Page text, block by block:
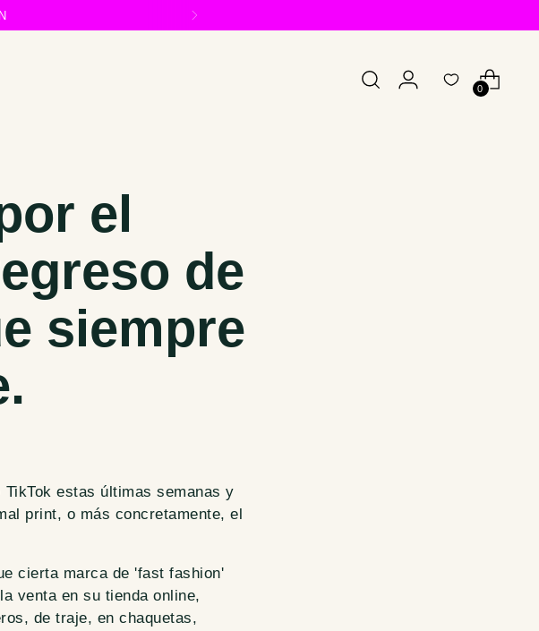
0
el
de
siempre
estas últimas semanas y
print, o más concretamente, el
cierta marca de 'fast fashion'
venta en su tienda online,
de traje, en chaquetas,